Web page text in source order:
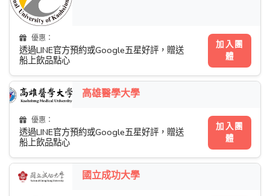
優惠：
透過LINE官方預約或Google五星好評，贈送
船上飲品點心
加入團
體
高雄醫學大學
優惠：
透過LINE官方預約或Google五星好評，贈送
船上飲品點心
加入團
體
國立成功大學